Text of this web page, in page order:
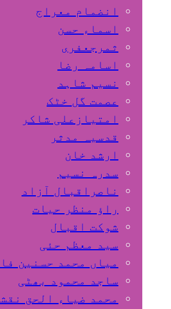
انضمام معراج
اسماء حسن
ثمرجعفری
اسامہ رضا
نسیم شاہد
عصمت گل خٹک
امتیازعلی شاکر
قدسیہ مدثر
ارشد خان
سدرہ نسیم
ناصراقبال آزاد
راؤ منظر حیات
شوکت اقبال
سید معظم حئی
میاں محمد حسنین
ساجد محمود بھٹی
محمد ضیاء الحق